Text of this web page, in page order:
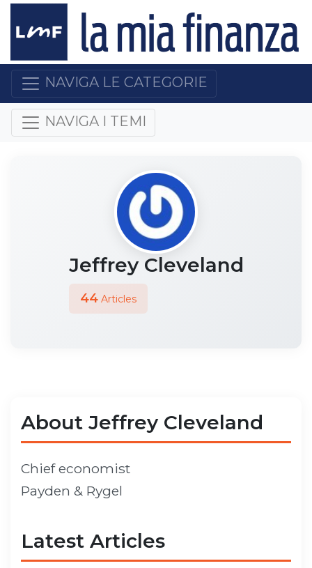
NAVIGA LE CATEGORIE
NAVIGA I TEMI
Jeffrey Cleveland
44Articles
About Jeffrey Cleveland
Chief economist
Payden & Rygel
Latest Articles